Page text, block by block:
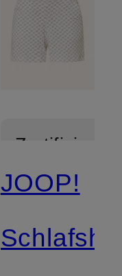
Zertifiziert
JOOP!